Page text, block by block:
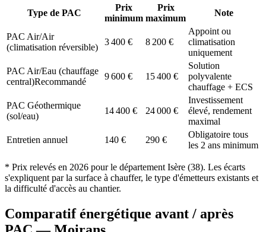
Type de PAC
Prix
minimum
Prix
maximum
Note
PAC Air/Air
(climatisation réversible)
3 400 € 8 200 €
Appoint ou
climatisation
uniquement
PAC Air/Eau (chauffage
central)Recommandé
9 600 € 15 400 €
Solution
polyvalente
chauffage + ECS
PAC Géothermique
(sol/eau)
14 400 € 24 000 €
Investissement
élevé, rendement
maximal
Entretien annuel
140 € 290 €
Obligatoire tous
les 2 ans minimum
* Prix relevés en 2026 pour le département Isère (38). Les écarts
s'expliquent par la surface à chauffer, le type d'émetteurs existants et
la difficulté d'accès au chantier.
Comparatif énergétique avant / après